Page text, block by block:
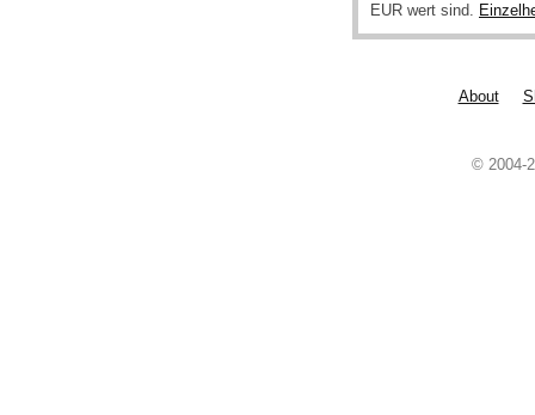
EUR wert sind.
About
© 2004-